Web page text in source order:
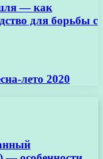
— как
для борьбы с
лето 2020